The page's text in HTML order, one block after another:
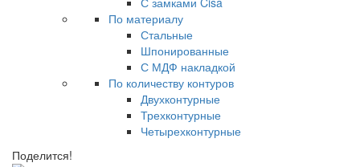
По материалу
Стальные
Шпонированные
С МДФ накладкой
По количеству контуров
Двухконтурные
Трехконтурные
Четырехконтурные
Поделится!